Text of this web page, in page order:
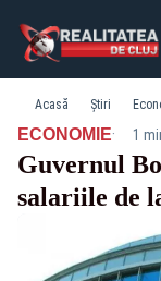
Acasă Știri
ECONOMIE· 1
Guvernul
salariile de